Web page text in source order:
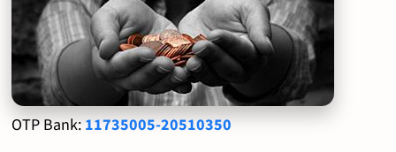
OTP Bank: 11735005-20510350